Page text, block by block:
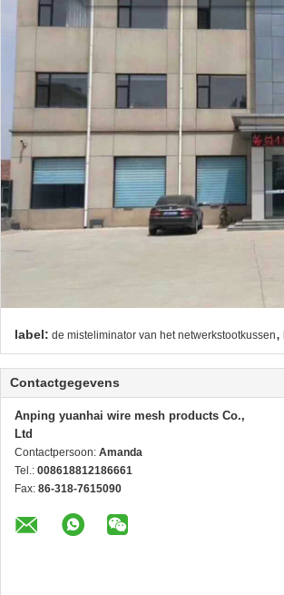
label: de misteliminator van het netwerkstootkussen,
Contactgegevens
Anping yuanhai wire mesh products Co.,
Ltd
Contactpersoon: Amanda
Tel.: 008618812186661
Fax: 86-318-7615090